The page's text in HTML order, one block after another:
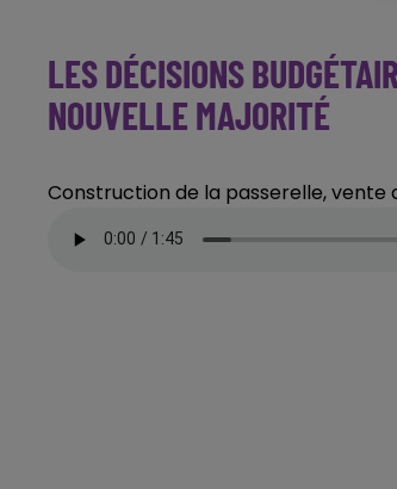
LES DÉCISIONS
NOUVELLE MAJORITÉ
Construction de la passerelle, vente